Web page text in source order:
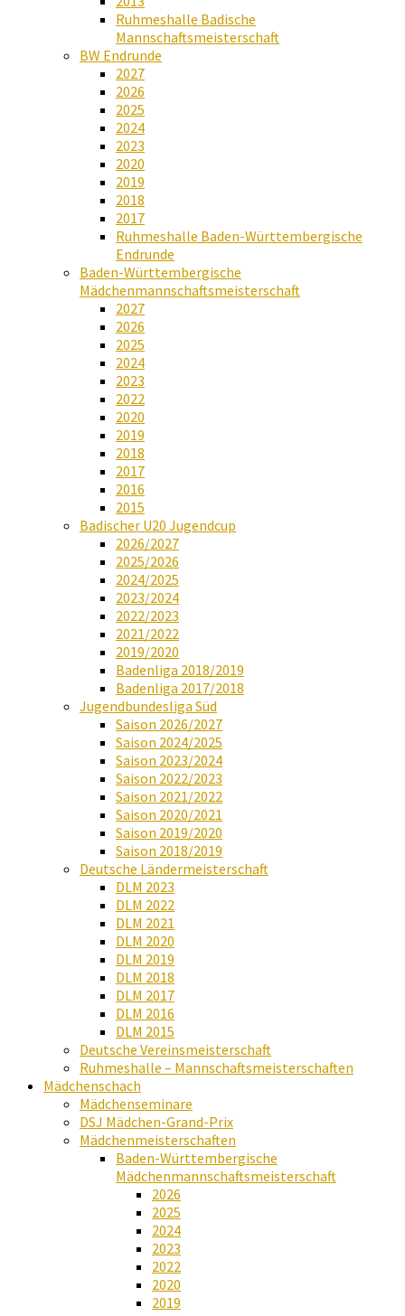
Ruhmeshalle Badische
Mannschaftsmeisterschaft
BW Endrunde
2027
2026
2025
2024
2023
2020
2019
2018
2017
Ruhmeshalle Baden-Württembergische
Endrunde
Baden-Württembergische
Mädchenmannschaftsmeisterschaft
2027
2026
2025
2024
2023
2022
2020
2019
2018
2017
2016
2015
Badischer U20 Jugendcup
2026/2027
2025/2026
2024/2025
2023/2024
2022/2023
2021/2022
2019/2020
Badenliga 2018/2019
Badenliga 2017/2018
Jugendbundesliga Süd
Saison 2026/2027
Saison 2024/2025
Saison 2023/2024
Saison 2022/2023
Saison 2021/2022
Saison 2020/2021
Saison 2019/2020
Saison 2018/2019
Deutsche Ländermeisterschaft
DLM 2023
DLM 2022
DLM 2021
DLM 2020
DLM 2019
DLM 2018
DLM 2017
DLM 2016
DLM 2015
Deutsche Vereinsmeisterschaft
Ruhmeshalle – Mannschaftsmeisterschaften
Mädchenschach
Mädchenseminare
DSJ Mädchen-Grand-Prix
Mädchenmeisterschaften
Baden-Württembergische
Mädchenmannschaftsmeisterschaft
2026
2025
2024
2023
2022
2020
2019